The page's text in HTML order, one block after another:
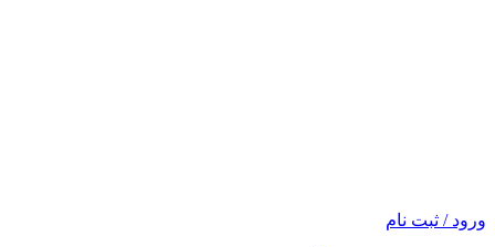
ورود / ثبت نام